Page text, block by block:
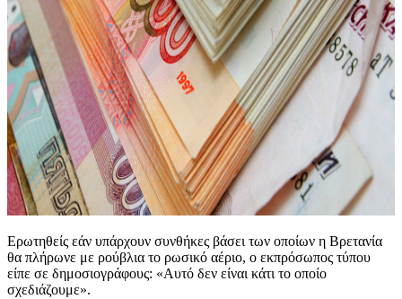
Ερωτηθείς εάν υπάρχουν συνθήκες βάσει των οποίων η Βρετανία
θα πλήρωνε με ρούβλια το ρωσικό αέριο, ο εκπρόσωπος τύπου
είπε σε δημοσιογράφους: «Αυτό δεν είναι κάτι το οποίο
σχεδιάζουμε».